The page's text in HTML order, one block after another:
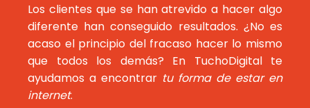
Los clientes que se han atrevido a hacer algo
diferente han conseguido resultados. ¿No es
acaso el principio del fracaso hacer lo mismo
que todos los demás? En TuchoDigital te
ayudamos a encontrar tu forma de estar en
internet.